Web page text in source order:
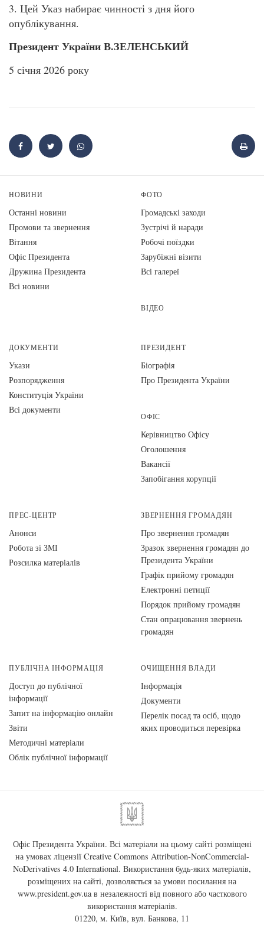
3. Цей Указ набирає чинності з дня його
опублікування.
Президент України В.ЗЕЛЕНСЬКИЙ
5 січня 2026 року
НОВИНИ
Останні новини
Промови та звернення
Вiтання
Офіс Президента
Дружина Президента
Всі новини
ФОТО
Громадські заходи
Зустрічі й наради
Робочі поїздки
Зарубіжні візити
Всі галереї
ВІДЕО
ДОКУМЕНТИ
Укази
Розпорядження
Конституція України
Всі документи
ПРЕЗИДЕНТ
Біографія
Про Президента України
ОФІС
Керівництво Офісу
Оголошення
Вакансії
Запобігання корупції
ПРЕС-ЦЕНТР
Анонси
Робота зі ЗМІ
Розсилка матеріалів
ЗВЕРНЕННЯ ГРОМАДЯН
Про звернення громадян
Зразок звернення громадян до
Президента України
Графік прийому громадян
Електронні петиції
Порядок прийому громадян
Стан опрацювання звернень
громадян
ПУБЛІЧНА ІНФОРМАЦІЯ
Доступ до публічної
інформації
Запит на інформацію онлайн
Звіти
Методичні матеріали
Облік публічної інформації
ОЧИЩЕННЯ ВЛАДИ
Інформація
Документи
Перелік посад та осіб, щодо
яких проводиться перевірка
Офіс Президента України. Всі матеріали на цьому сайті розміщені
на умовах ліцензії Creative Commons Attribution-NonCommercial-
NoDerivatives 4.0 International. Використання будь-яких матеріалів,
розміщених на сайті, дозволяється за умови посилання на
www.president.gov.uaв незалежності від повного або часткового
використання матеріалів.
01220, м. Київ, вул. Банкова, 11